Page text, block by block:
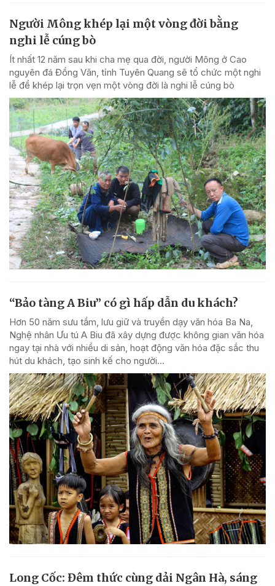
Người Mông khép lại một vòng đời bằng
nghi lễ cúng bò
Ít nhất 12 năm sau khi cha mẹ qua đời, người Mông ở Cao
nguyên đá Đồng Văn, tỉnh Tuyên Quang sẽ tổ chức một nghi
lễ để khép lại trọn vẹn một vòng đời là nghi lễ cúng bò
“Bảo tàng A Biu” có gì hấp dẫn du khách?
Hơn 50 năm sưu tầm, lưu giữ và truyền dạy văn hóa Ba Na,
Nghệ nhân Ưu tú A Biu đã xây dựng được không gian văn hóa
ngay tại nhà với nhiều di sản, hoạt động văn hóa đặc sắc thu
hút du khách, tạo sinh kế cho người...
Long Cốc: Đêm thức cùng dải Ngân Hà, sáng